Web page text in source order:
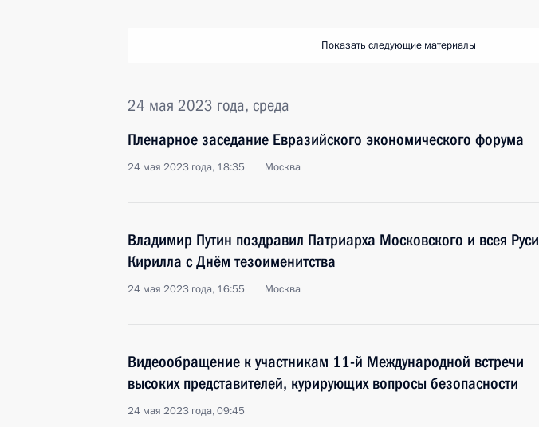
Показать следующие материалы
24 мая 2023 года, среда
Пленарное заседание Евразийского экономического форума
24 мая 2023 года, 18:35 Москва
Владимир Путин поздравил Патриарха Московского и всея Руси
Кирилла с Днём тезоименитства
24 мая 2023 года, 16:55 Москва
Видеообращение к участникам 11-й Международной встречи
высоких представителей, курирующих вопросы безопасности
24 мая 2023 года, 09:45